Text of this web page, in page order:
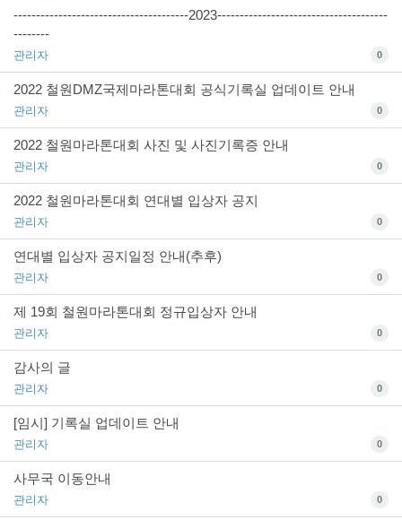
---------------------------------------2023--------------------------------------
--------
관리자 0
2022 철원DMZ국제마라톤대회 공식기록실 업데이트 안내
관리자 0
2022 철원마라톤대회 사진 및 사진기록증 안내
관리자 0
2022 철원마라톤대회 연대별 입상자 공지
관리자 0
연대별 입상자 공지일정 안내(추후)
관리자 0
제 19회 철원마라톤대회 정규입상자 안내
관리자 0
감사의 글
관리자 0
[임시] 기록실 업데이트 안내
관리자 0
사무국 이동안내
관리자 0